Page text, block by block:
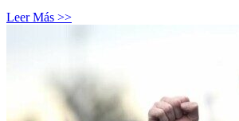
Leer Más >>